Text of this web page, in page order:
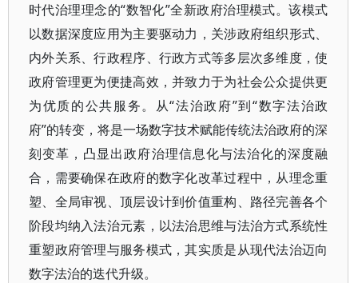
时代治理理念的“数智化”全新政府治理模式。该模式
以数据深度应用为主要驱动力，关涉政府组织形式、
内外关系、行政程序、行政方式等多层次多维度，使
政府管理更为便捷高效，并致力于为社会公众提供更
为优质的公共服务。从“法治政府”到“数字法治政
府”的转变，将是一场数字技术赋能传统法治政府的深
刻变革，凸显出政府治理信息化与法治化的深度融
合，需要确保在政府的数字化改革过程中，从理念重
塑、全局审视、顶层设计到价值重构、路径完善各个
阶段均纳入法治元素，以法治思维与法治方式系统性
重塑政府管理与服务模式，其实质是从现代法治迈向
数字法治的迭代升级。